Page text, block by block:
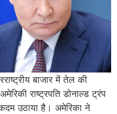
बाजार में तेल की
राष्ट्रपति डोनाल्ड ट्रंप
उठाया है। अमेरिका ने